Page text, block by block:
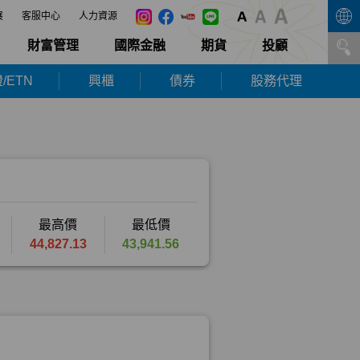
客服中心 人力資源
財富管理 國際金融 期貨 投顧
ETN 興櫃 債券 股務代理